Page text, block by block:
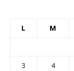
L M
3
4